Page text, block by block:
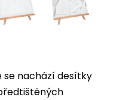
se nachází desítky